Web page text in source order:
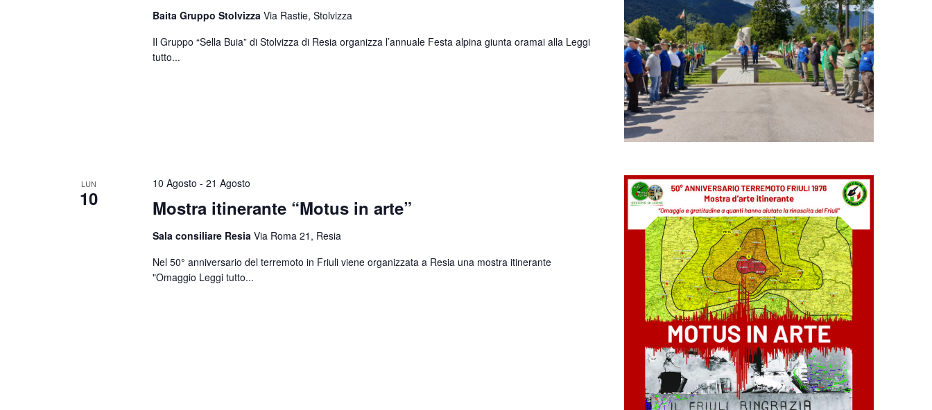
Baita Gruppo Stolvizza Via Rastie, Stolvizza
Il Gruppo “Sella Buia” di Stolvizza di Resia organizza l’annuale Festa alpina giunta oramai alla Leggi
tutto...
LUN
10 Mostra itinerante “Motus in arte”
10 Agosto - 21 Agosto
Sala consiliare Resia Via Roma 21, Resia
Nel 50° anniversario del terremoto in Friuli viene organizzata a Resia una mostra itinerante
"Omaggio Leggi tutto...